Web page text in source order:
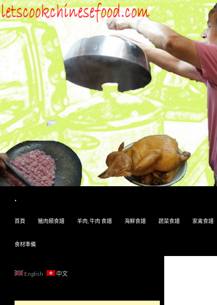
.
首頁
豬肉類食譜 羊肉, 牛肉 食譜 海鮮食譜 蔬菜食譜 家禽食譜
食材準備
English 中文